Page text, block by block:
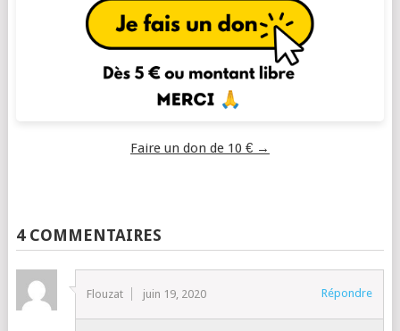
Faire un don de 10 € →
4 COMMENTAIRES
Flouzat juin 19, 2020 Répondre